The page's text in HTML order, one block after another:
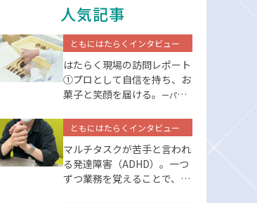
人気記事
ともにはたらくインタビュー
はたらく現場の訪問レポート
①プロとして⾃信を持ち、お
菓⼦と笑顔を届ける。
ーパーソ
ともにはたらくインタビュー
マルチタスクが苦手と言われ
る発達障害（ADHD）。一つ
ずつ業務を覚えることで、克